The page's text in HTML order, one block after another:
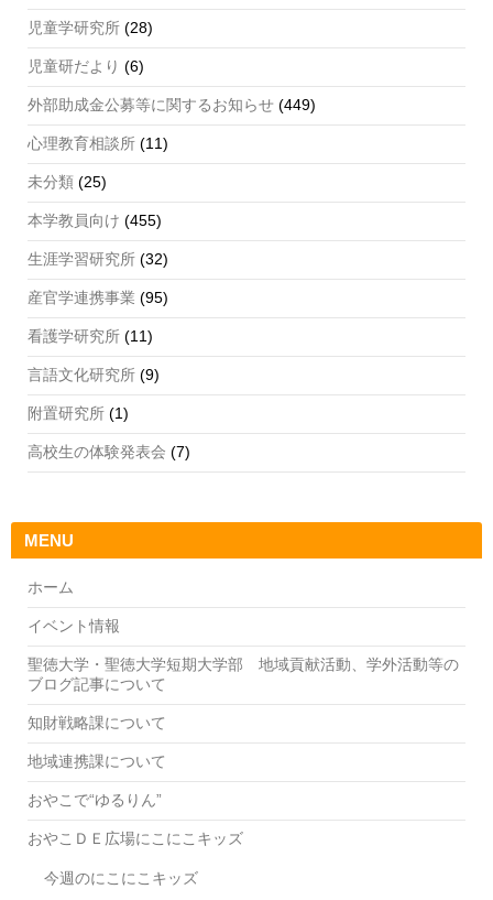
児童学研究所 (28)
児童研だより (6)
外部助成金公募等に関するお知らせ (449)
心理教育相談所 (11)
未分類 (25)
本学教員向け (455)
生涯学習研究所 (32)
産官学連携事業 (95)
看護学研究所 (11)
言語文化研究所 (9)
附置研究所 (1)
高校生の体験発表会 (7)
MENU
ホーム
イベント情報
聖徳大学・聖徳大学短期大学部 地域貢献活動、学外活動等の
ブログ記事について
知財戦略課について
地域連携課について
おやこで“ゆるりん”
おやこＤＥ広場にこにこキッズ
今週のにこにこキッズ